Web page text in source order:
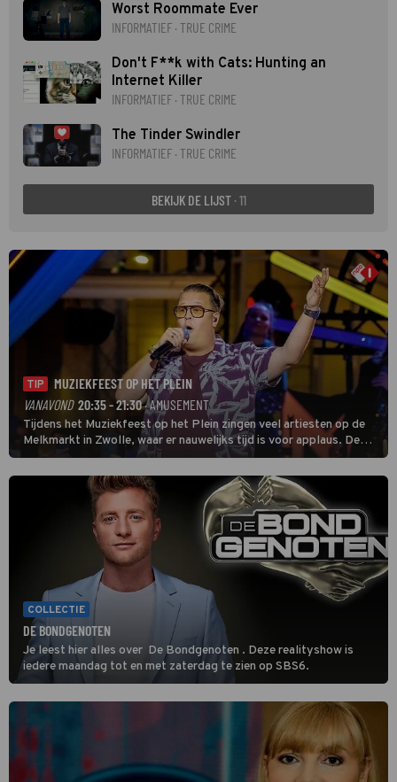
Worst Roommate Ever
INFORMATIEF · TRUE CRIME
Don't F**k with Cats: Hunting an
Internet Killer
INFORMATIEF · TRUE CRIME
The Tinder Swindler
INFORMATIEF · TRUE CRIME
BEKIJK DE LIJST · 11
TIP
MUZIEKFEEST OP HET PLEIN
VANAVOND 20:35 - 21:30· AMUSEMENT
Tijdens het Muziekfeest op het Plein zingen veel artiesten op de
Melkmarkt in Zwolle, waar er nauwelijks tijd is voor applaus. De
grootste namen zijn André Hazes, Jannes, René Froger en
natuurlijk Rutger van Barneveld met zijn hit Zwoele Zomernachten.
COLLECTIE
DE BONDGENOTEN
Je leest hier alles over De Bondgenoten . Deze realityshow is
iedere maandag tot en met zaterdag te zien op SBS6.